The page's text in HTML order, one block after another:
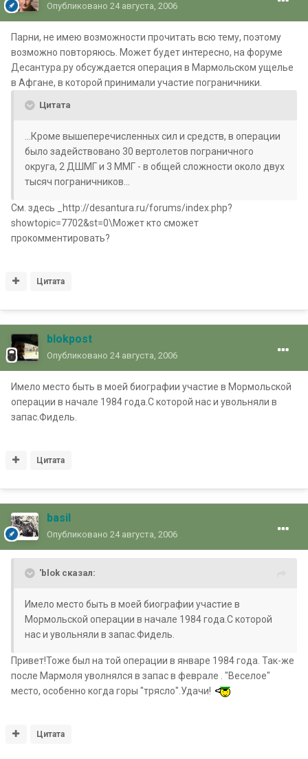
Опубликовано 24 августа, 2006
Парни, не имею возможности прочитать всю тему, поэтому
возможно повторяюсь. Может будет интересно, на форуме
Десантура.ру обсуждается операция в Мармольском ущелье
в Афгане, в которой принимали участие пограничники.
Цитата
...Кроме вышеперечисленных сил и средств, в операции
было задействовано 30 вертолетов пограничного
округа, 2 ДШМГ и 3 ММГ - в общей сложности около двух
тысяч пограничников...
См. здесь _http://desantura.ru/forums/index.php?
showtopic=7702&st=0\Может кто сможет
прокомментировать?
Цитата
blokpost
Опубликовано 24 августа, 2006
Имело место быть в моей биографии участие в Мормольской
операции в начале 1984 года.С которой нас и увольняли в
запас.Фидель.
Цитата
basil
Опубликовано 24 августа, 2006
'blok сказал:
Имело место быть в моей биографии участие в
Мормольской операции в начале 1984 года.С которой
нас и увольняли в запас.Фидель.
Привет!Тоже был на той операции в январе 1984 года. Так-же
после Мармоля уволнялся в запас в феврале . "Веселое"
место, особенно когда горы "трясло".Удачи!
Цитата